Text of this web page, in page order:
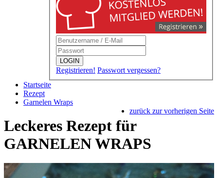
LOGIN
Registrieren! Passwort vergessen?
Startseite
Rezept
Garnelen Wraps
zurück zur vorherigen Seite
Leckeres Rezept für
GARNELEN WRAPS